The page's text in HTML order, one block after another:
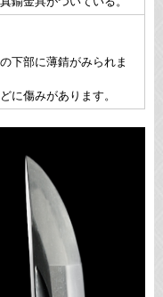
下部に薄錆がみられま
に傷みがあります。